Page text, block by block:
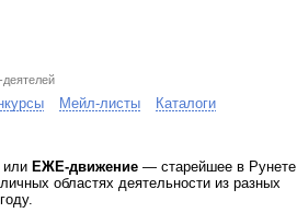
Мейл-листы Каталоги
или ЕЖЕ-движение — старейшее в Рунете
областях деятельности из разных